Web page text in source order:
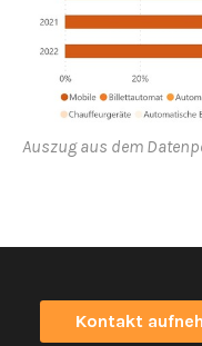
Auszug aus dem
Kontakt